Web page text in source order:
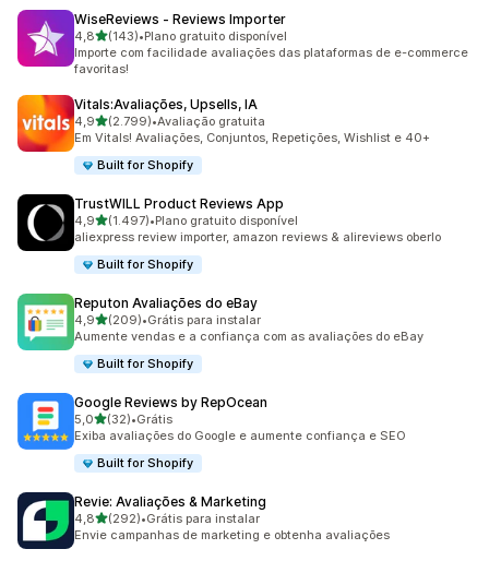
WiseReviews ‑ Reviews Importer
4,8de 5 estrelas
(143)
143 avaliações ao todo
•Plano gratuito disponível
Importe com facilidade avaliações das plataformas de e-commerce
favoritas!
Vitals:Avaliações, Upsells, IA
4,9de 5 estrelas
(2.799)
2799 avaliações ao todo
•Avaliação gratuita
Em Vitals! Avaliações, Conjuntos, Repetições, Wishlist e 40+
Built for Shopify
TrustWILL Product Reviews App
4,9de 5 estrelas
(1.497)
1497 avaliações ao todo
•Plano gratuito disponível
aliexpress review importer, amazon reviews & alireviews oberlo
Built for Shopify
Reputon Avaliações do eBay
4,9de 5 estrelas
(209)
209 avaliações ao todo
•Grátis para instalar
Aumente vendas e a confiança com as avaliações do eBay
Built for Shopify
Google Reviews by RepOcean
5,0de 5 estrelas
(32)
32 avaliações ao todo
•Grátis
Exiba avaliações do Google e aumente confiança e SEO
Built for Shopify
Revie: Avaliações & Marketing
4,8de 5 estrelas
(292)
292 avaliações ao todo
•Grátis para instalar
Envie campanhas de marketing e obtenha avaliações